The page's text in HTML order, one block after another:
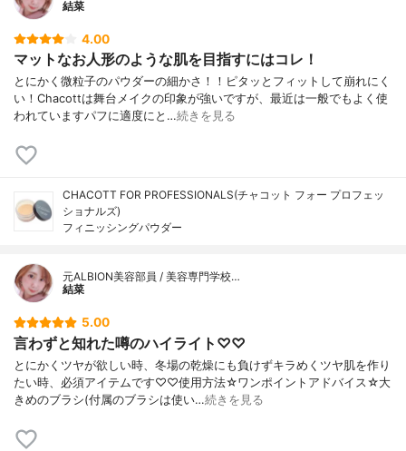
結菜
4.00
マットなお人形のような肌を目指すにはコレ！
とにかく微粒子のパウダーの細かさ！！ピタッとフィットして崩れにく
い！Chacottは舞台メイクの印象が強いですが、最近は一般でもよく使
われていますパフに適度にと…続きを見る
CHACOTT FOR PROFESSIONALS(チャコット フォー プロフェッ
ショナルズ)
フィニッシングパウダー
元ALBION美容部員 / 美容専門学校…
結菜
5.00
言わずと知れた噂のハイライト♡♡
とにかくツヤが欲しい時、冬場の乾燥にも負けずキラめくツヤ肌を作り
たい時、必須アイテムです♡♡使用方法☆ワンポイントアドバイス☆大
きめのブラシ(付属のブラシは使い…続きを見る